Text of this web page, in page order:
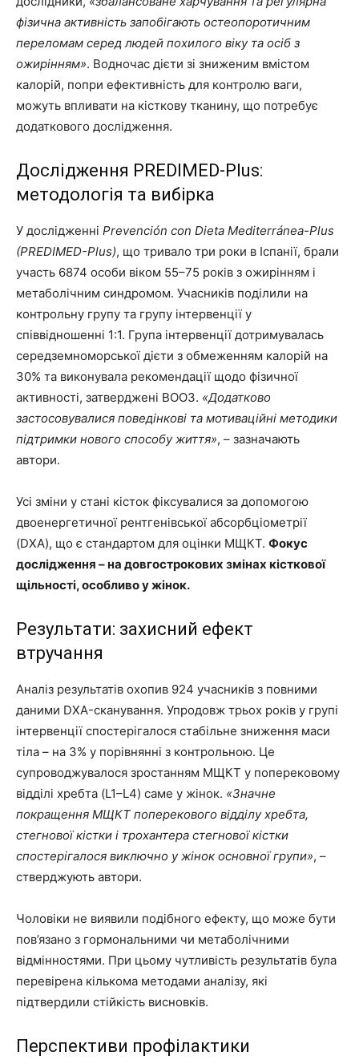
фізична активність запобігають остеопоротичним
переломам серед людей похилого віку та осіб з
ожирінням». Водночас дієти зі зниженим вмістом
калорій, попри ефективність для контролю ваги,
можуть впливати на кісткову тканину, що потребує
додаткового дослідження.
Дослідження PREDIMED-Plus:
методологія та вибірка
У дослідженні Prevención con Dieta Mediterránea-Plus
(PREDIMED-Plus), що тривало три роки в Іспанії, брали
участь 6874 особи віком 55–75 років з ожирінням і
метаболічним синдромом. Учасників поділили на
контрольну групу та групу інтервенції у
співвідношенні 1:1. Група інтервенції дотримувалась
середземноморської дієти з обмеженням калорій на
30% та виконувала рекомендації щодо фізичної
активності, затверджені ВООЗ. «Додатково
застосовувалися поведінкові та мотиваційні методики
підтримки нового способу життя», – зазначають
автори.
Усі зміни у стані кісток фіксувалися за допомогою
двоенергетичної рентгенівської абсорбціометрії
(DXA), що є стандартом для оцінки МЩКТ. Фокус
дослідження – на довгострокових змінах кісткової
щільності, особливо у жінок.
Результати: захисний ефект
втручання
Аналіз результатів охопив 924 учасників з повними
даними DXA-сканування. Упродовж трьох років у групі
інтервенції спостерігалося стабільне зниження маси
тіла – на 3% у порівнянні з контрольною. Це
супроводжувалося зростанням МЩКТ у поперековому
відділі хребта (L1–L4) саме у жінок. «Значне
покращення МЩКТ поперекового відділу хребта,
стегнової кістки і трохантера стегнової кістки
спостерігалося виключно у жінок основної групи», –
стверджують автори.
Чоловіки не виявили подібного ефекту, що може бути
пов’язано з гормональними чи метаболічними
відмінностями. При цьому чутливість результатів була
перевірена кількома методами аналізу, які
підтвердили стійкість висновків.
Перспективи профілактики